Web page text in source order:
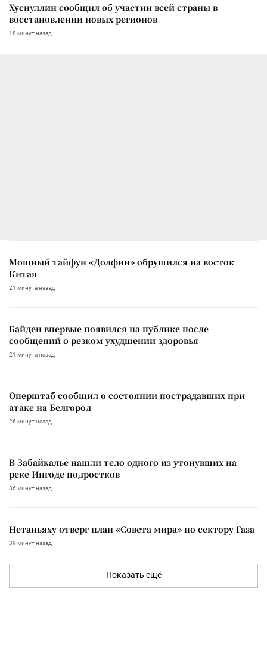
Хуснуллин сообщил об участии всей страны в
восстановлении новых регионов
18 минут назад
Мощный тайфун «Долфин» обрушился на восток
Китая
21 минута назад
Байден впервые появился на публике после
сообщений о резком ухудшении здоровья
21 минута назад
Оперштаб сообщил о состоянии пострадавших при
атаке на Белгород
26 минут назад
В Забайкалье нашли тело одного из утонувших на
реке Ингоде подростков
36 минут назад
Нетаньяху отверг план «Совета мира» по сектору Газа
39 минут назад
Показать ещё